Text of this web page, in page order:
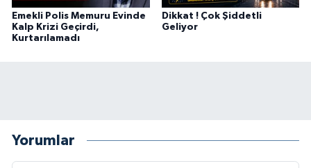
Emekli Polis Memuru Evinde
Kalp Krizi Geçirdi,
Kurtarılamadı
Dikkat ! Çok Şiddetli
Geliyor
Yorumlar